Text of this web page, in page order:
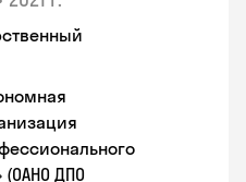
(ОАНО ДПО